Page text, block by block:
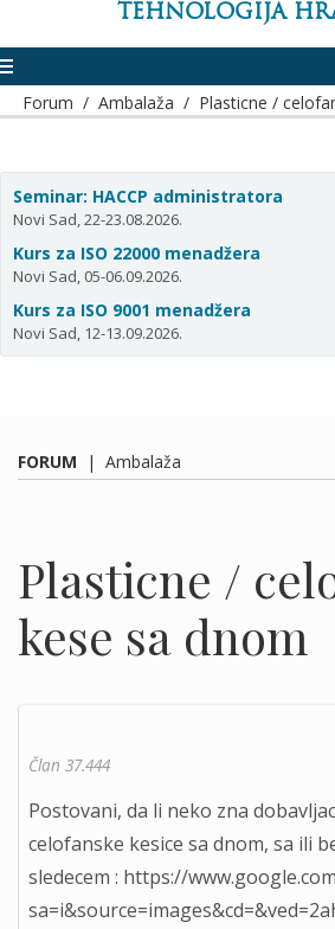
TEHNOLOGIJA
Forum / Ambalaža / Plasticne /
Seminar: HACCP administratora
Novi Sad, 22-23.08.2026.
Kurs za ISO 22000 menadžera
Novi Sad, 05-06.09.2026.
Kurs za ISO 9001 menadžera
Novi Sad, 12-13.09.2026.
FORUM | Ambalaža
Plasticne /
kese sa dnom
Član 37.444
Postovani, da li neko zna
celofanske kesice sa dnom, sa ili
sledecem : https://